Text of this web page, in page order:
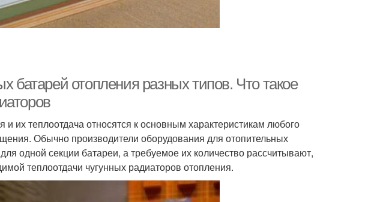
батарей отопления разных типов. Что такое
их теплоотдача относятся к основным характеристикам любого
Обычно производители оборудования для отопительных
одной секции батареи, а требуемое их количество рассчитывают,
теплоотдачи чугунных радиаторов отопления.